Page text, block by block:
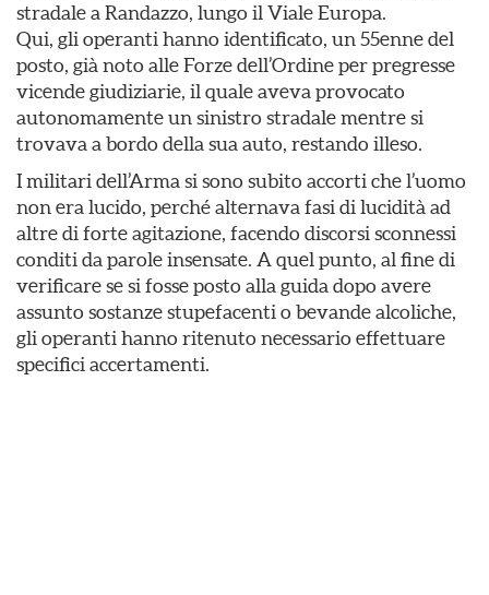
stradale a Randazzo, lungo il Viale Europa.
Qui, gli operanti hanno identificato, un 55enne del
posto, già noto alle Forze dell’Ordine per pregresse
vicende giudiziarie, il quale aveva provocato
autonomamente un sinistro stradale mentre si
trovava a bordo della sua auto, restando illeso.
I militari dell’Arma si sono subito accorti che l’uomo
non era lucido, perché alternava fasi di lucidità ad
altre di forte agitazione, facendo discorsi sconnessi
conditi da parole insensate. A quel punto, al fine di
verificare se si fosse posto alla guida dopo avere
assunto sostanze stupefacenti o bevande alcoliche,
gli operanti hanno ritenuto necessario effettuare
specifici accertamenti.